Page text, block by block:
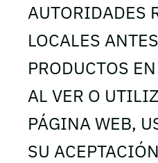
AUTORIDADES
LOCALES
PRODUCTOS
AL VER O
PÁGINA WEB,
SU